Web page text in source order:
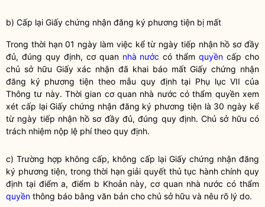
b) Cấp lại Giấy chứng nhận đăng ký phương tiện bị mất
Trong thời hạn 01 ngày làm việc kể từ ngày tiếp nhận hồ sơ đầy
đủ, đúng quy định, cơ quan nhà nước có thẩmquyền cấp cho
chủ sở hữu Giấy xác nhận đã khai báo mất Giấy chứng nhận
đăng ký phương tiện theo mẫu quy định tại Phụ lục VII của
Thông tư này. Thời gian cơ quan nhà nước có thẩm quyềnxem
xét cấp lại Giấy chứng nhận đăng ký phương tiện là 30 ngày kể
từ ngày tiếp nhận hồ sơ đầy đủ, đúng quy định. Chủ sở hữu có
trách nhiệm nộp lệ phí theo quy định.
c) Trường hợp không cấp, không cấp lại Giấy chứng nhận đăng
ký phương tiện, trong thời hạn giải quyết thủ tục hành chính quy
định tại điểm a, điểm b Khoản này, cơ quan nhà nước có thẩm
quyền thông báo bằng văn bản cho chủ sở hữu và nêu rõ lý do.